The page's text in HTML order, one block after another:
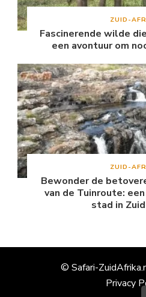
ZUID-
Fascinerende wilde
een avontuur om
ZUID-
Bewonder de
van de Tuinroute:
stad in
© Safari-
Privacy